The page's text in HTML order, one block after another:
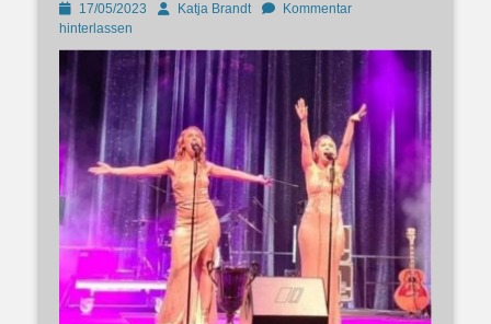
Posted
on
17/05/2023 AutorKatja Brandt
Kommentar
hinterlassen